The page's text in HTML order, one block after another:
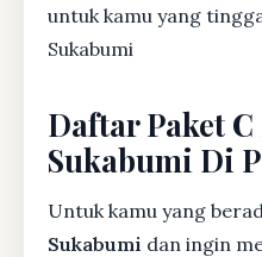
untuk kamu yang
Sukabumi
Daftar Paket C
Sukabumi Di
Untuk kamu yang
Sukabumi dan ingin